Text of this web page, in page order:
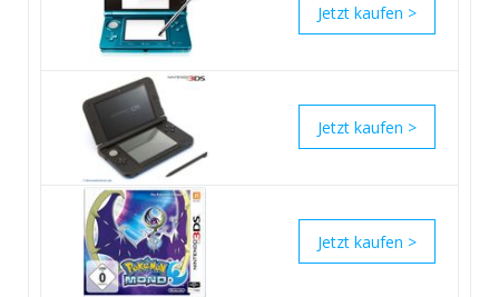
>
>
>